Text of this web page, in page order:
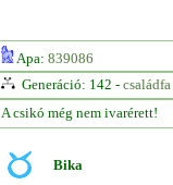
Apa: 839086
Generáció: 142 - családfa
A csikó még nem ivarérett!
Bika